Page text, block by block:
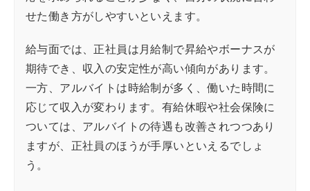
せた働き方がしやすいといえます。
給与面では、正社員は月給制で昇給やボーナスが
期待でき、収入の安定性が高い傾向があります。
一方、アルバイトは時給制が多く、働いた時間に
応じて収入が変わります。有給休暇や社会保険に
ついては、アルバイトの待遇も改善されつつあり
ますが、正社員のほうが手厚いといえるでしょ
う。